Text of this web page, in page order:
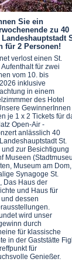
Sie ein
zu 40
Landeshauptstadt
für 2 Personen!
verlost einen St.
Aufenthalt für zwei
vom 10. bis
inklusive
in einem
des Hotel
GewinnerInnen
je 1 x 2 Tickets für
Open-Air -
anlässlich 40
St.
und zur Besichtigung
Museen
Museum am Dom,
Synagoge St.
Das Haus der
und Haus für
und dessen
wird unser
durch
für klassische
in der Gaststätte Figl
für
Genießer.